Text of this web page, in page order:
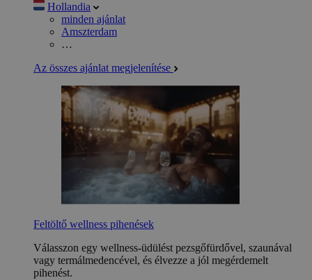
Hollandia
minden ajánlat
Amszterdam
…
Az összes ajánlat megjelenítése
Feltöltő wellness pihenések
Válasszon egy wellness-üdülést pezsgőfürdővel, szaunával
vagy termálmedencével, és élvezze a jól megérdemelt
pihenést.